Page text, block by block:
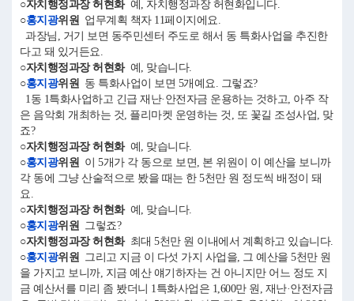
○자치행정과장 허현화예, 자치행정과장 허현화입니다.
○홍지광위원 업무계획 책자 11페이지에요.
과장님, 거기 보면 동주민센터 주도로 해서 동 특화사업을 추진한
다고 돼 있거든요.
○자치행정과장 허현화예, 맞습니다.
○홍지광위원 동 특화사업이 보면 5개예요. 그렇죠?
1동 1특화사업하고 긴급 재난·안전자금 운용하는 것하고, 아주 작
은 음악회 개최하는 것, 플리마켓 운영하는 것, 또 꽃길 조성사업, 맞
죠?
○자치행정과장 허현화예, 맞습니다.
○홍지광위원 이 5개가 각 동으로 보면, 본 위원이 이 예산을 보니까
각 동에 그냥 산술적으로 봤을 때는 한 5천만 원 정도씩 배정이 돼
요.
○자치행정과장 허현화예, 맞습니다.
○홍지광위원 그렇죠?
○자치행정과장 허현화최대 5천만 원 이내에서 계획하고 있습니다.
○홍지광위원 그리고 지금 이 다섯 가지 사업을, 그 예산을 5천만 원
을 가지고 보니까, 지금 예산 얘기하자는 건 아니지만 어느 정도 지
금 예산서를 미리 좀 봤더니 1특화사업은 1,600만 원, 재난·안전자금